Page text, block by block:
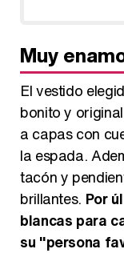
Muy
El vestido
bonito y
a capas con
la espada.
tacón y
brillantes. Por
blancas para
su "persona